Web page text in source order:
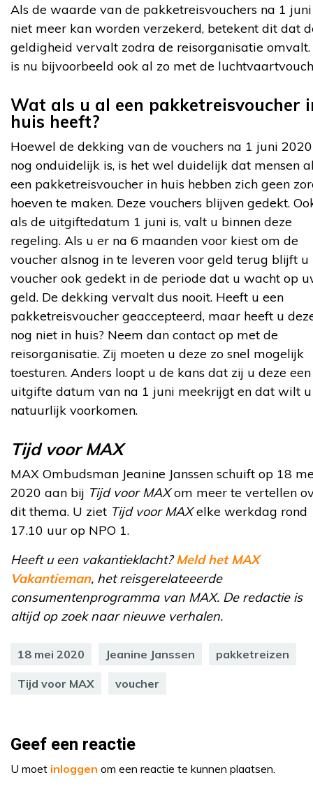
Als de waarde van de pakketreisvouchers na 1 juni
niet meer kan worden verzekerd, betekent dit dat
geldigheid vervalt zodra de reisorganisatie
is nu bijvoorbeeld ook al zo met de
Wat als u al een pakketreisvoucher
huis heeft?
Hoewel de dekking van de vouchers na 1 juni 2020
nog onduidelijk is, is het wel duidelijk dat mensen
een pakketreisvoucher in huis hebben zich geen
hoeven te maken. Deze vouchers blijven gedekt.
als de uitgiftedatum 1 juni is, valt u binnen deze
regeling. Als u er na 6 maanden voor kiest om de
voucher alsnog in te leveren voor geld terug blijft u
voucher ook gedekt in de periode dat u wacht op
geld. De dekking vervalt dus nooit. Heeft u een
pakketreisvoucher geaccepteerd, maar heeft u
nog niet in huis? Neem dan contact op met de
reisorganisatie. Zij moeten u deze zo snel mogelijk
toesturen. Anders loopt u de kans dat zij u deze een
uitgifte datum van na 1 juni meekrijgt en dat wilt u
natuurlijk voorkomen.
Tijd voor MAX
MAX Ombudsman Jeanine Janssen schuift op 18
2020 aan bij Tijd voor MAXom meer te vertellen
dit thema. U ziet Tijd voor MAXelke werkdag rond
17.10 uur op NPO 1.
Heeft u een vakantieklacht?Meld het MAX
Vakantieman, het reisgerelateeerde
consumentenprogramma van MAX. De redactie is
altijd op zoek naar nieuwe verhalen.
18 mei 2020 Jeanine Janssen pakketreizen
Tijd voor MAX voucher
Geef een reactie
U moet inloggen om een reactie te kunnen plaatsen.